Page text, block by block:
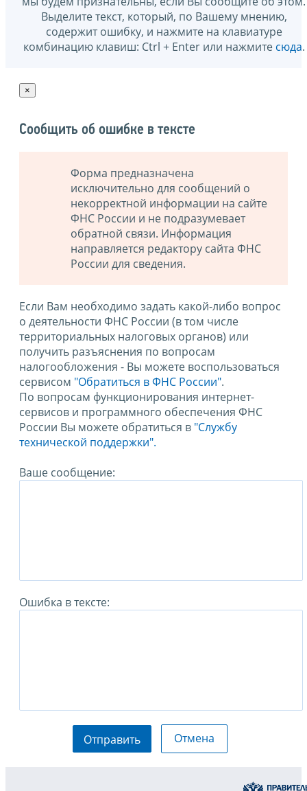
Выделите текст, который, по Вашему мнению,
содержит ошибку, и нажмите на клавиатуре
комбинацию клавиш: Ctrl + Enter или нажмите сюда.
×
Сообщить об ошибке в тексте
Форма предназначена
исключительно для сообщений о
некорректной информации на сайте
ФНС России и не подразумевает
обратной связи. Информация
направляется редактору сайта ФНС
России для сведения.
Если Вам необходимо задать какой-либо вопрос
о деятельности ФНС России (в том числе
территориальных налоговых органов) или
получить разъяснения по вопросам
налогообложения - Вы можете воспользоваться
сервисом "Обратиться в ФНС России".
По вопросам функционирования интернет-
сервисов и программного обеспечения ФНС
России Вы можете обратиться в "Службу
технической поддержки".
Ваше сообщение:
Ошибка в тексте:
Отправить Отмена